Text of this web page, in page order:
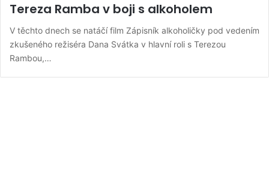
Tereza Ramba v boji s alkoholem
V těchto dnech se natáčí film Zápisník alkoholičky pod vedením
zkušeného režiséra Dana Svátka v hlavní roli s Terezou
Rambou,…